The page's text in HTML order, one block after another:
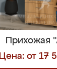
Прихожая
Цена: от 17